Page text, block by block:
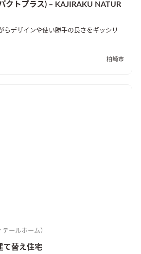
クトプラス) – KAJIRAKU NATUR
らデザインや使い勝手の良さをギッシリ
柏崎市
ールホーム）
て替え住宅